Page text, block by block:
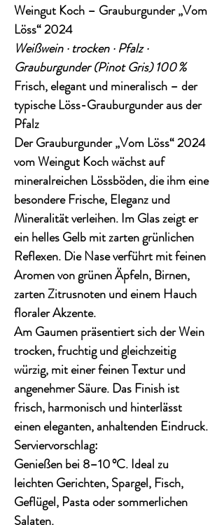
Weingut Koch – Grauburgunder „Vom
Löss“ 2024
Weißwein · trocken · Pfalz ·
Grauburgunder (Pinot Gris) 100 %
Frisch, elegant und mineralisch – der
typische Löss-Grauburgunder aus der
Pfalz
DerGrauburgunder „Vom Löss“ 2024
vomWeingut Kochwächst auf
mineralreichen Lössböden, die ihm eine
besondereFrische, Eleganz und
Mineralitätverleihen. Im Glas zeigt er
einhelles Gelbmit zarten grünlichen
Reflexen. DieNaseverführt mitfeinen
Aromen von grünen Äpfeln, Birnen,
zarten Zitrusnotenund einem Hauch
floraler Akzente.
AmGaumenpräsentiert sich der Wein
trocken,fruchtig und gleichzeitig
würzig, mit einer feinen Textur und
angenehmer Säure. DasFinishist
frisch, harmonisch und hinterlässt
einen eleganten, anhaltenden Eindruck.
Serviervorschlag:
Genießen bei 8–10 °C. Ideal zu
leichten Gerichten, Spargel, Fisch,
Geflügel, Pasta oder sommerlichen
Salaten.